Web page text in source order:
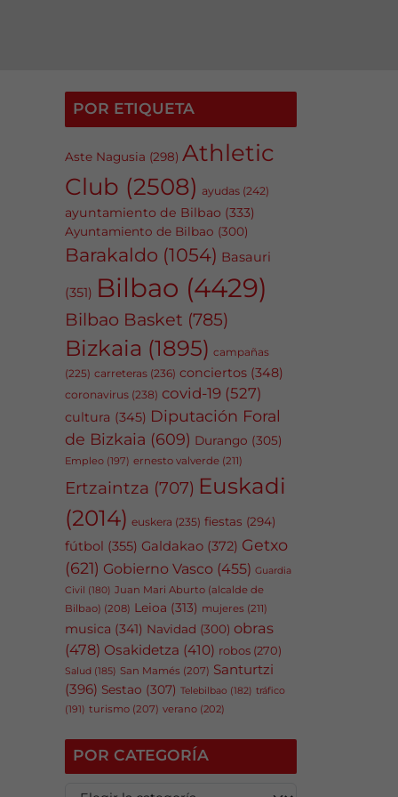
POR ETIQUETA
Aste Nagusia (298) Athletic
Club (2508) ayudas (242)
ayuntamiento de Bilbao (333)
Ayuntamiento de Bilbao (300)
Barakaldo (1054) Basauri
(351) Bilbao (4429)
Bilbao Basket (785)
Bizkaia (1895) campañas
(225) carreteras (236) conciertos (348)
coronavirus (238) covid-19 (527)
cultura (345) Diputación Foral
de Bizkaia (609) Durango (305)
Empleo (197) ernesto valverde (211)
Ertzaintza (707) Euskadi
(2014) euskera (235) fiestas (294)
fútbol (355) Galdakao (372) Getxo
(621) Gobierno Vasco (455) Guardia
Civil (180) Juan Mari Aburto (alcalde de
Bilbao) (208) Leioa (313) mujeres (211)
musica (341) Navidad (300) obras
(478) Osakidetza (410) robos (270)
Salud (185) San Mamés (207) Santurtzi
(396) Sestao (307) Telebilbao (182) tráfico
(191) turismo (207) verano (202)
POR CATEGORÍA